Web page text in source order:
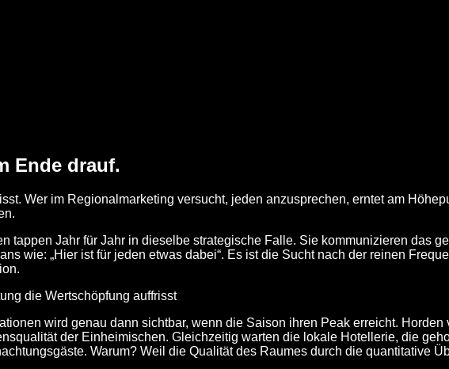
Ende drauf.
Wer im Regionalmarketing versucht, jeden anzusprechen, erntet am
tappen Jahr für Jahr in dieselbe strategische Falle. Sie kommunizieren das
wie: „Hier ist für jeden etwas dabei“. Es ist die Sucht nach der reinen
die Wertschöpfung auffrisst
wird genau dann sichtbar, wenn die Saison ihren Peak erreicht.
der Einheimischen. Gleichzeitig warten die lokale Hotellerie, die
Warum? Weil die Qualität des Raumes durch die quantitative